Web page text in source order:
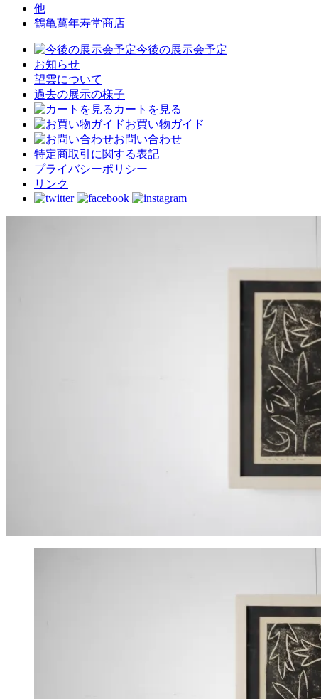
他
鶴亀萬年寿堂商店
今後の展示会予定
お知らせ
望雲について
過去の展示の様子
カートを見る
お買い物ガイド
お問い合わせ
特定商取引に関する表記
プライバシーポリシー
リンク